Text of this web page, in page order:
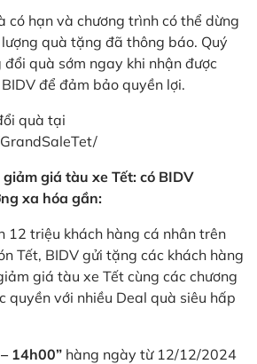
có hạn và chương trình có thể dừng
quà tặng đã thông báo. Quý
quà sớm ngay khi nhận được
để đảm bảo quyền lợi.
quà tại
giá tàu xe Tết: có BIDV
xa hóa gần:
12 triệu khách hàng cá nhân trên
Tết, BIDV gửi tặng các khách hàng
giá tàu xe Tết cùng các chương
quyền với nhiều Deal quà siêu hấp
14h00” hàng ngày từ 12/12/2024